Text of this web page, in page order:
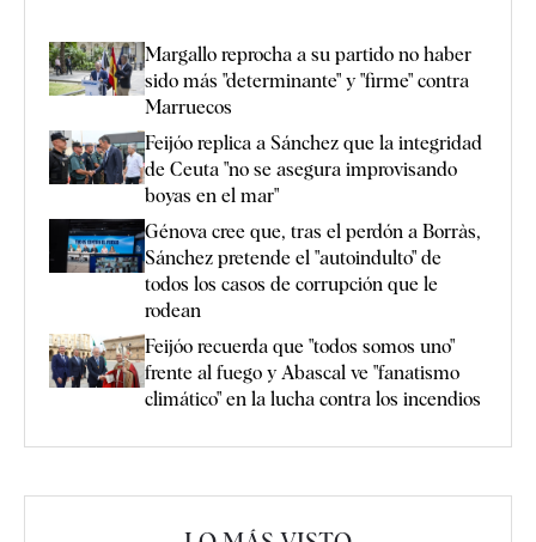
Margallo reprocha a su partido no haber
sido más "determinante" y "firme" contra
Marruecos
Feijóo replica a Sánchez que la integridad
de Ceuta "no se asegura improvisando
boyas en el mar"
Génova cree que, tras el perdón a Borràs,
Sánchez pretende el "autoindulto" de
todos los casos de corrupción que le
rodean
Feijóo recuerda que "todos somos uno"
frente al fuego y Abascal ve "fanatismo
climático" en la lucha contra los incendios